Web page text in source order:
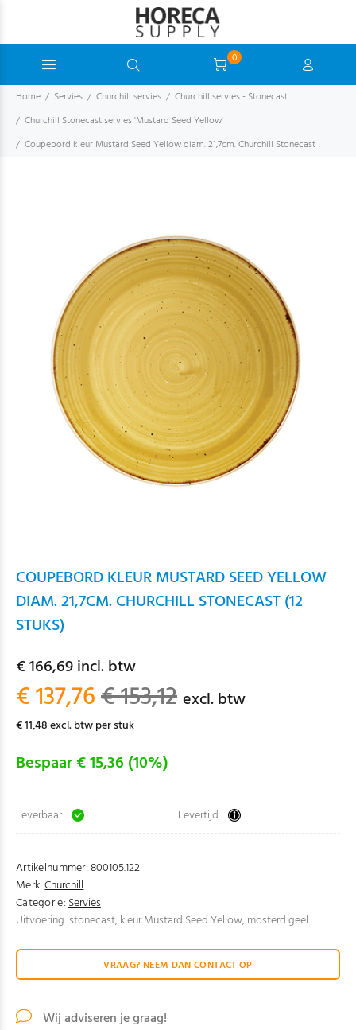
0
Home Servies Churchill servies
Churchill servies - Stonecast
Churchill Stonecast servies 'Mustard Seed Yellow'
Coupebord kleur Mustard Seed Yellow diam. 21,7cm. Churchill Stonecast
COUPEBORD KLEUR MUSTARD SEED YELLOW
DIAM. 21,7CM. CHURCHILL STONECAST (12
STUKS)
€ 166,69 incl. btw
€ 137,76€ 153,12 excl. btw
€ 11,48 excl. btw per stuk
Bespaar € 15,36 (10%)
Leverbaar: Levertijd:
Artikelnummer:800105.122
Merk:Churchill
Categorie:Servies
Uitvoering: stonecast, kleur Mustard Seed Yellow, mosterd geel.
VRAAG? NEEM DAN CONTACT OP
Wij adviseren je graag!